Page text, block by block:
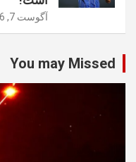
آگوست 7, 2026
You may Missed